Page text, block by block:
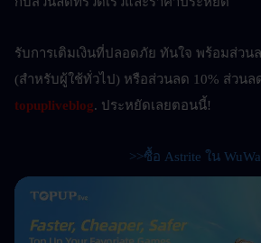
รับการเติมเงินที่ปลอดภัย ทันใจ พร้อมส่วน
(สำหรับผู้ใช้ทั่วไป) หรือส่วนลด 10%
topupliveblog. ประหยัดเลยตอนนี้!
>>ซื้อ Astrite ใน